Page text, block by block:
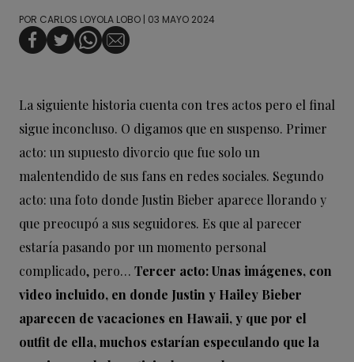
POR CARLOS LOYOLA LOBO | 03 MAYO 2024
La siguiente historia cuenta con tres actos pero el final
sigue inconcluso. O digamos que en suspenso. Primer
acto: un supuesto divorcio que fue solo un
malentendido de sus fans en redes sociales. Segundo
acto: una foto donde Justin Bieber aparece llorando y
que preocupó a sus seguidores. Es que al parecer
estaría pasando por un momento personal
complicado, pero… Tercer acto: Unas imágenes, con
video incluido, en donde Justin y Hailey Bieber
aparecen de vacaciones en Hawaii, y que por el
outfit de ella, muchos estarían especulando que la